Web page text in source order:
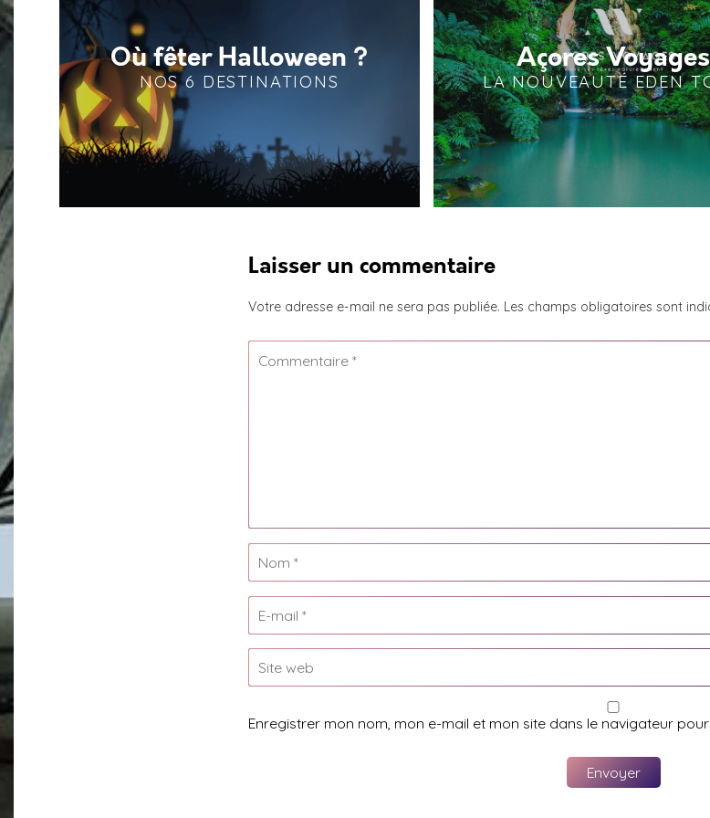
Où fêter Halloween ?
NOS 6 DESTINATIONS
Açores Voyages
LA NOUVEAUTÉ EDEN
Laisser un commentaire
Votre adresse e-mail ne sera pas publiée. Les champs obligatoires sont
Enregistrer mon nom, mon e-mail et mon site dans le navigateur